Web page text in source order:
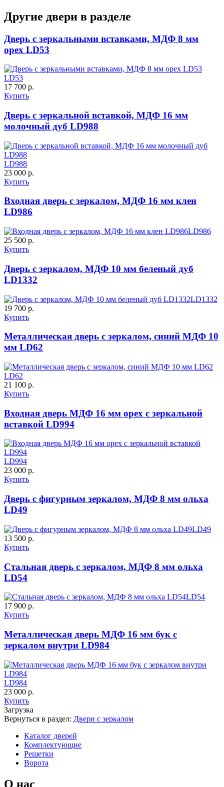
Порошковое напыление
Порошковое напыление "Шелк"
Д-37 Н Д-43 30
ДУБ БЕЛЁНЫЙ ДЗП
К-35 С К-35 СС
К-36 46 30
Другие двери в разделе
Дверь с зеркальными вставками, МДФ 8 мм
орех LD53
LD53
17 700 р.
Купить
Дверь с зеркальной вставкой, МДФ 16 мм
молочный дуб LD988
LD988
23 000 р.
Купить
Входная дверь с зеркалом, МДФ 16 мм клен
LD986
LD986
25 500 р.
Купить
Дверь с зеркалом, МДФ 10 мм беленый дуб
LD1332
LD1332
19 700 р.
Купить
Металлическая дверь с зеркалом, синий МДФ 10
мм LD62
LD62
21 100 р.
Купить
Входная дверь МДФ 16 мм орех с зеркальной
вставкой LD994
LD994
23 000 р.
Купить
Дверь с фигурным зеркалом, МДФ 8 мм ольха
LD49
LD49
13 500 р.
Купить
Стальная дверь с зеркалом, МДФ 8 мм ольха
LD54
LD54
17 900 р.
Купить
Металлическая дверь МДФ 16 мм бук с
зеркалом внутри LD984
LD984
23 000 р.
Купить
Загрузка
Вернуться в раздел: Двери с зеркалом
Каталог дверей
Комплектующие
Решетки
Ворота
О нас